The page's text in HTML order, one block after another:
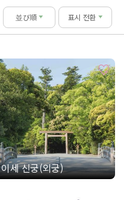
並び順 표시 전환
이세 신궁(외궁)